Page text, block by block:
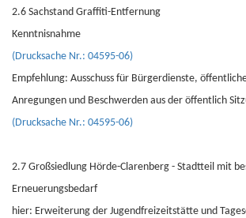
2.6 Sachstand Graffiti-Entfernung
Kenntnisnahme
(Drucksache Nr.: 04595-06)
Empfehlung: Ausschuss für Bürgerdienste,
Anregungen und Beschwerden aus der öffentlich
(Drucksache Nr.: 04595-06)
2.7 Großsiedlung Hörde-Clarenberg - Stadtteil mit
Erneuerungsbedarf
hier: Erweiterung der Jugendfreizeitstätte und